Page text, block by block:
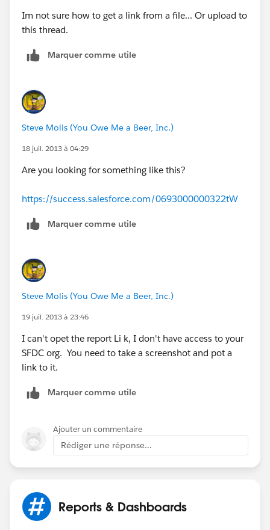
Im not sure how to get a link from a file... Or upload to
this thread.
Marquer comme utile
Steve Molis (You Owe Me a Beer, Inc.)
18 juil. 2013 à 04:29
Are you looking for something like this?
https://success.salesforce.com/0693000000322tW
Marquer comme utile
Steve Molis (You Owe Me a Beer, Inc.)
19 juil. 2013 à 23:46
I can't opet the report Li k, I don't have access to your
SFDC org. You need to take a screenshot and pot a
link to it.
Marquer comme utile
Ajouter un commentaire
Rédiger une réponse...
Reports & Dashboards